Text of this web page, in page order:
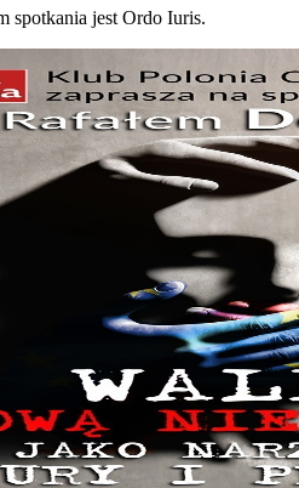
spotkania jest Ordo Iuris.